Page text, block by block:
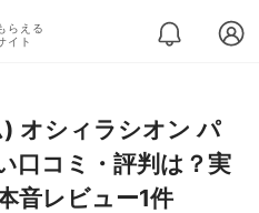
らえる
イト
オシィラシオン パ
口コミ・評判は？実
音レビュー1件